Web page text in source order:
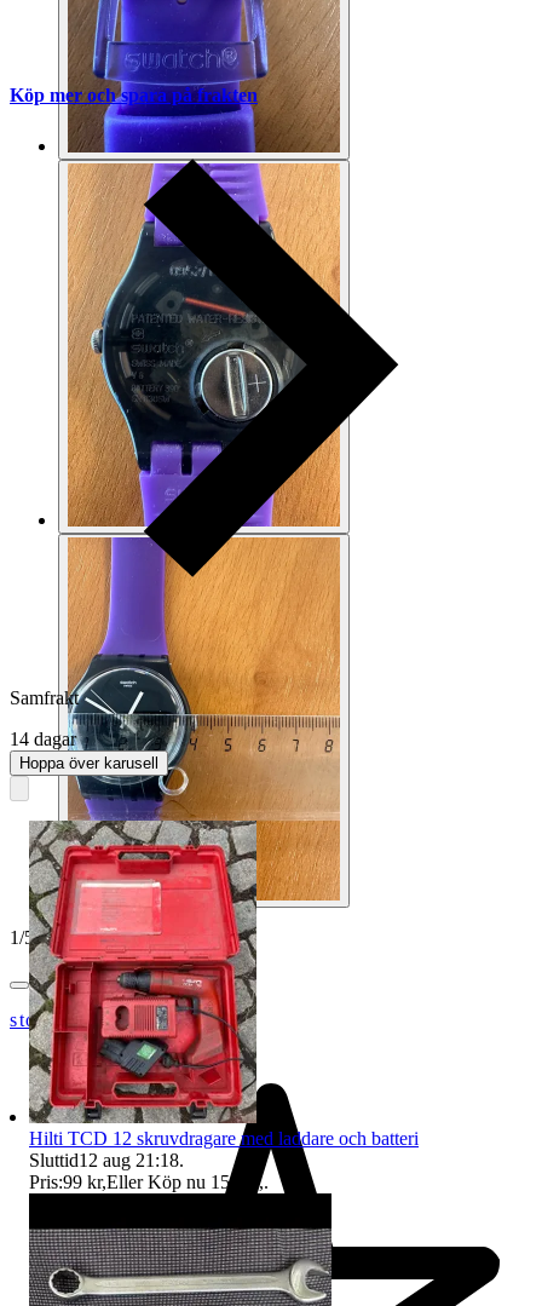
1/5
stortjatarn
Köp mer och spara på frakten
Samfrakt
14 dagar
Hoppa över karusell
Hilti TCD 12 skruvdragare med laddare och batteri
Sluttid12 aug 21:18.
Pris:99 kr,Eller Köp nu 150 kr ,.